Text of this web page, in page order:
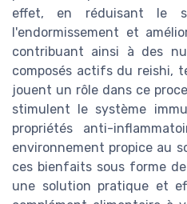
effet, en réduisant le
l'endormissement et
contribuant ainsi à des
composés actifs du reishi,
jouent un rôle dans ce
stimulent le système
propriétés anti-
environnement propice au
ces bienfaits sous forme
une solution pratique et